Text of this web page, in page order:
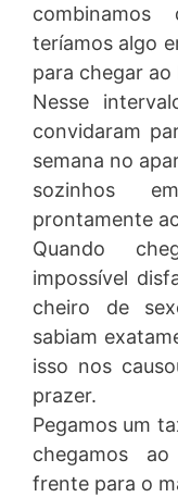
teríamos algo
para chegar ao
Nesse
convidaram
semana no
sozinhos
prontamente
Quando
impossível
cheiro de
sabiam
isso nos
prazer.
Pegamos um
chegamos
frente para o